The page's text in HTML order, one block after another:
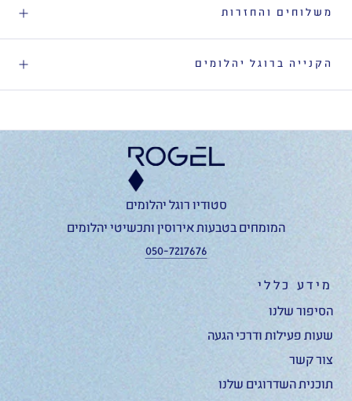
משלוחים והחזרות
הקנייה ברוגל יהלומים
סטודיו רוגל יהלומים
המומחים בטבעות אירוסין ותכשיטי יהלומים
050-7217676
מידע כללי
הסיפור שלנו
שעות פעילות ודרכי הגעה
צור קשר
תוכנית השדרוגים שלנו